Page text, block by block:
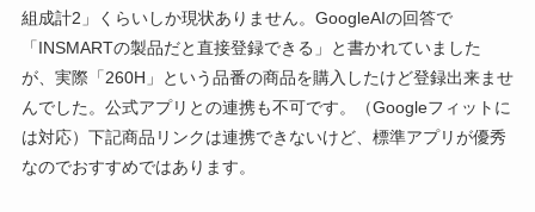
組成計2」くらいしか現状ありません。GoogleAIの回答で
「INSMARTの製品だと直接登録できる」と書かれていました
が、実際「260H」という品番の商品を購入したけど登録出来ませ
んでした。公式アプリとの連携も不可です。（Googleフィットに
は対応）下記商品リンクは連携できないけど、標準アプリが優秀
なのでおすすめではあります。